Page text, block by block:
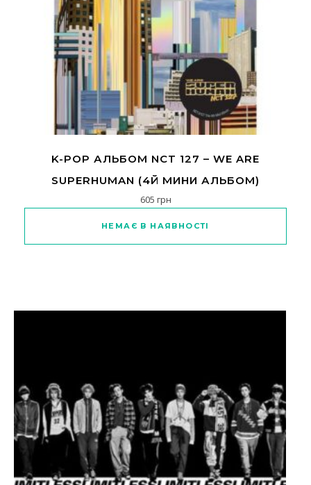
K-POP АЛЬБОМ NCT 127 – WE ARE
SUPERHUMAN (4Й МИНИ АЛЬБОМ)
605 грн
НЕМАЄ В НАЯВНОСТІ